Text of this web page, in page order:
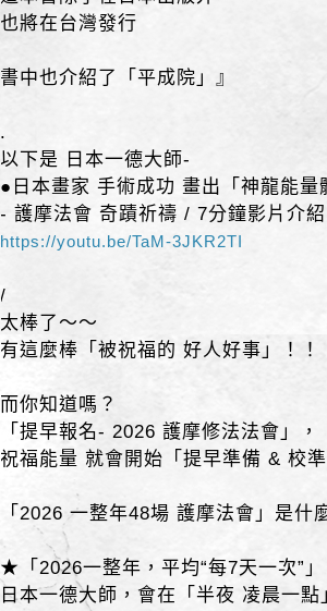
也將在台灣發行
書中也介紹了「平成院」』
.
以下是 日本一德大師-
●日本畫家 手術成功 畫出「神龍能量
- 護摩法會 奇蹟祈禱 / 7分鐘影片介
https://youtu.be/TaM-3JKR2TI
/
太棒了～～
有這麼棒「被祝福的 好人好事」！！
而你知道嗎？
「提早報名- 2026 護摩修法法會」，
祝福能量 就會開始「提早準備 & 校
「2026 一整年48場 護摩法會」是什
★「2026一整年，平均“每7天一次”
日本一德大師，會在「半夜 凌晨一點